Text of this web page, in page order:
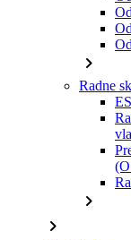
chevron_right
Radne
chevron_right
chevron_right